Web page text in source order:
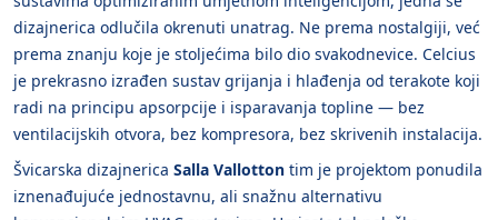
dizajnerica odlučila okrenuti unatrag. Ne prema nostalgiji, već
prema znanju koje je stoljećima bilo dio svakodnevice. Celcius
je prekrasno izrađen sustav grijanja i hlađenja od terakote koji
radi na principu apsorpcije i isparavanja topline — bez
ventilacijskih otvora, bez kompresora, bez skrivenih instalacija.
Švicarska dizajnerica Salla Vallotton tim je projektom ponudila
iznenađujuće jednostavnu, ali snažnu alternativu